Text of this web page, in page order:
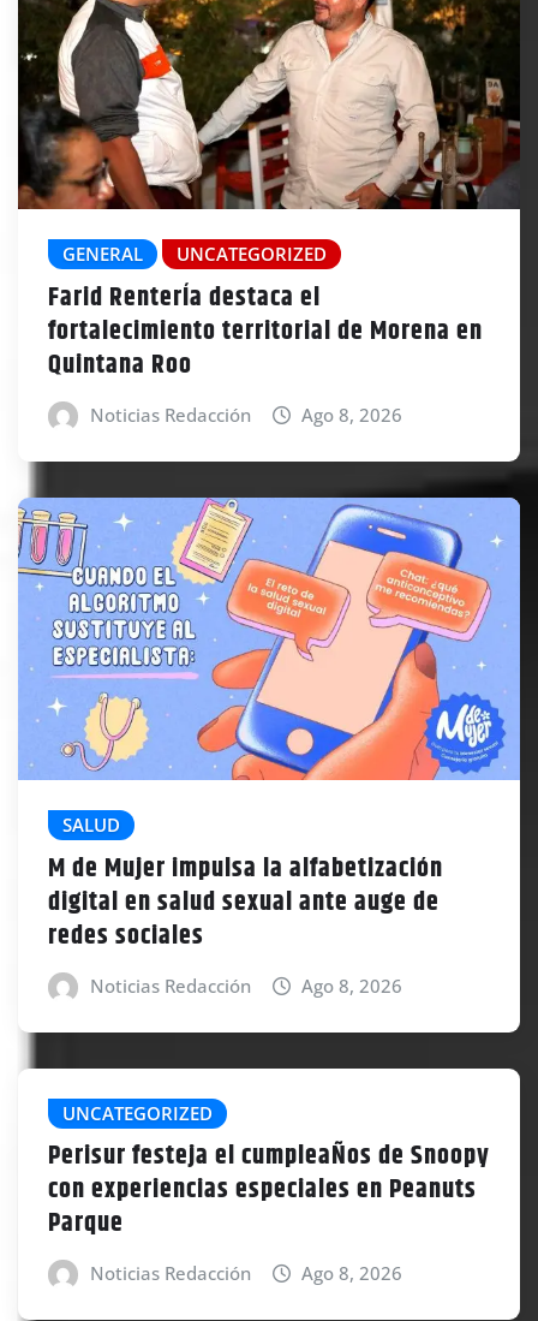
GENERAL UNCATEGORIZED
Farid RenterÍa destaca el
fortalecimiento territorial de Morena en
Quintana Roo
Noticias Redacción Ago 8, 2026
SALUD
M de Mujer impulsa la alfabetización
digital en salud sexual ante auge de
redes sociales
Noticias Redacción Ago 8, 2026
UNCATEGORIZED
Perisur festeja el cumpleaÑos de Snoopy
con experiencias especiales en Peanuts
Parque
Noticias Redacción Ago 8, 2026